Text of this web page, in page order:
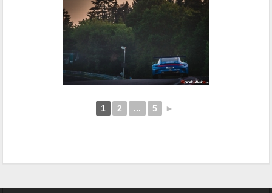
1 2 ... 5 ►